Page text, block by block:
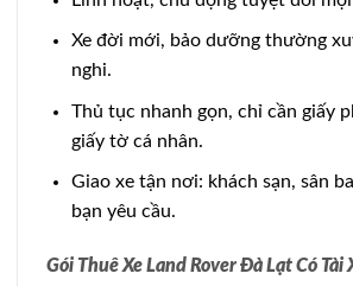
Xe đời mới, bảo dưỡng thường
nghi.
Thủ tục nhanh gọn, chỉ cần giấy
giấy tờ cá nhân.
Giao xe tận nơi: khách sạn, sân
bạn yêu cầu.
Gói Thuê Xe Land Rover Đà Lạt Có Tài